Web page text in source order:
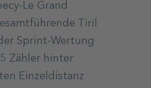
Le Grand
Tiril
Sprint-Wertung
Zähler hinter
Einzeldistanz